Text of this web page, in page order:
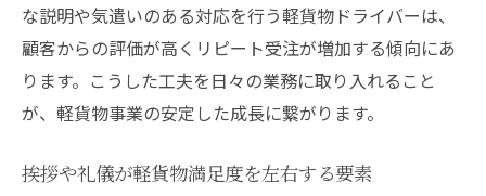
な説明や気遣いのある対応を行う軽貨物ドライバーは、
顧客からの評価が高くリピート受注が増加する傾向にあ
ります。こうした工夫を日々の業務に取り入れること
が、軽貨物事業の安定した成長に繋がります。
挨拶や礼儀が軽貨物満足度を左右する要素